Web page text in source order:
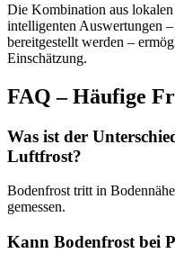
Die Kombination aus
intelligenten Auswertungen
bereitgestellt werden –
Einschätzung.
FAQ – Häufige
Was ist der
Luftfrost?
Bodenfrost tritt in
gemessen.
Kann Bodenfrost bei